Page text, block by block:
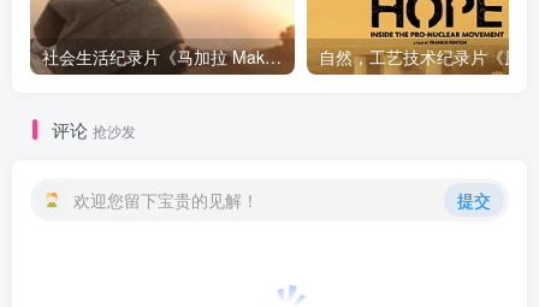
社会生活纪录片《马加拉 Makala》下载
评论 抢沙发
欢迎您留下宝贵的见解！ 提交